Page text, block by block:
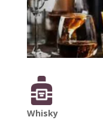
Whisky